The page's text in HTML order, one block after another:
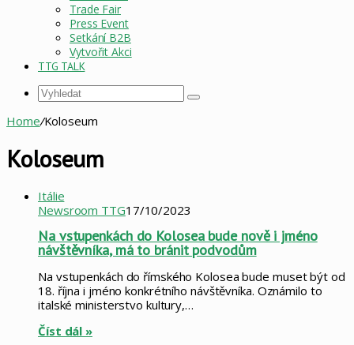
Trade Fair
Press Event
Setkání B2B
Vytvořit Akci
TTG TALK
Vyhledat
Home/Koloseum
Koloseum
Itálie
Newsroom TTG17/10/2023
Na vstupenkách do Kolosea bude nově i jméno
návštěvníka, má to bránit podvodům
Na vstupenkách do římského Kolosea bude muset být od
18. října i jméno konkrétního návštěvníka. Oznámilo to
italské ministerstvo kultury,…
Číst dál »